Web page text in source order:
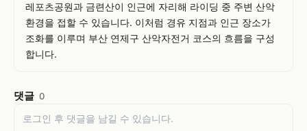
레포츠공원과 금련산이 인근에 자리해 라이딩 중 주변 산악
환경을 접할 수 있습니다. 이처럼 경유 지점과 인근 장소가
조화를 이루며 부산 연제구 산악자전거 코스의 흐름을 구성
합니다.
댓글 0